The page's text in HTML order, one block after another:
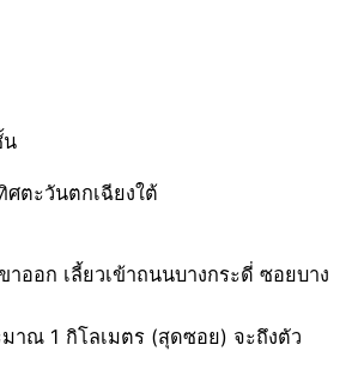
น
ตะวันตกเฉียงใต้
ออก เลี้ยวเข้าถนนบางกระดี่ ซอยบาง
าณ 1 กิโลเมตร (สุดซอย) จะถึงตัว